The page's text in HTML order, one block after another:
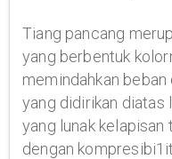
Tiang pancang
yang berbentuk
memindahkan
yang didirikan diatas
yang lunak kelapisan
dengan